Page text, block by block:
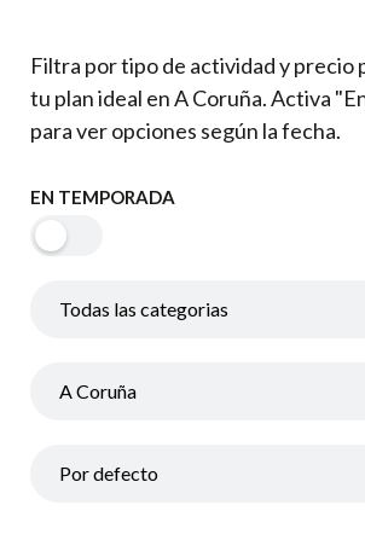
Filtra por tipo de actividad y precio
tu plan ideal en A Coruña. Activa
para ver opciones según la fecha.
EN TEMPORADA